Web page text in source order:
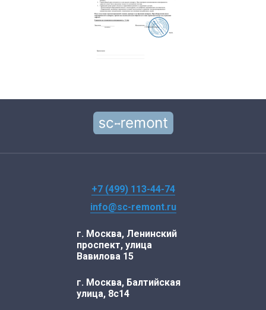
+7 (499) 113-44-74
info@sc-remont.ru
г. Москва, Ленинский
проспект, улица
Вавилова 15
г. Москва, Балтийская
улица, 8с14